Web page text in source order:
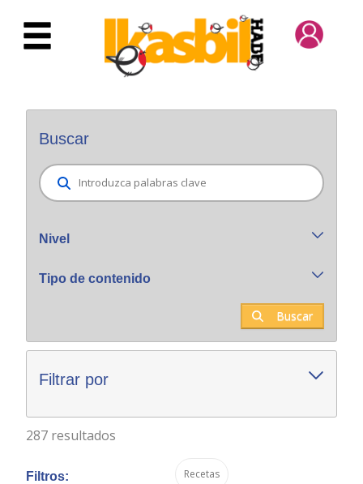
Saltar al contenido principal
Buscar
Nivel
Tipo de contenido
Buscar
Filtrar por
287 resultados
Filtros: Recetas